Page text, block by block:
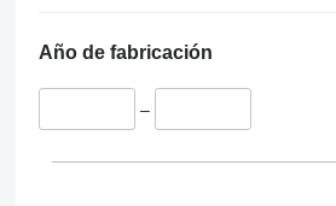
Año de fabricación
–